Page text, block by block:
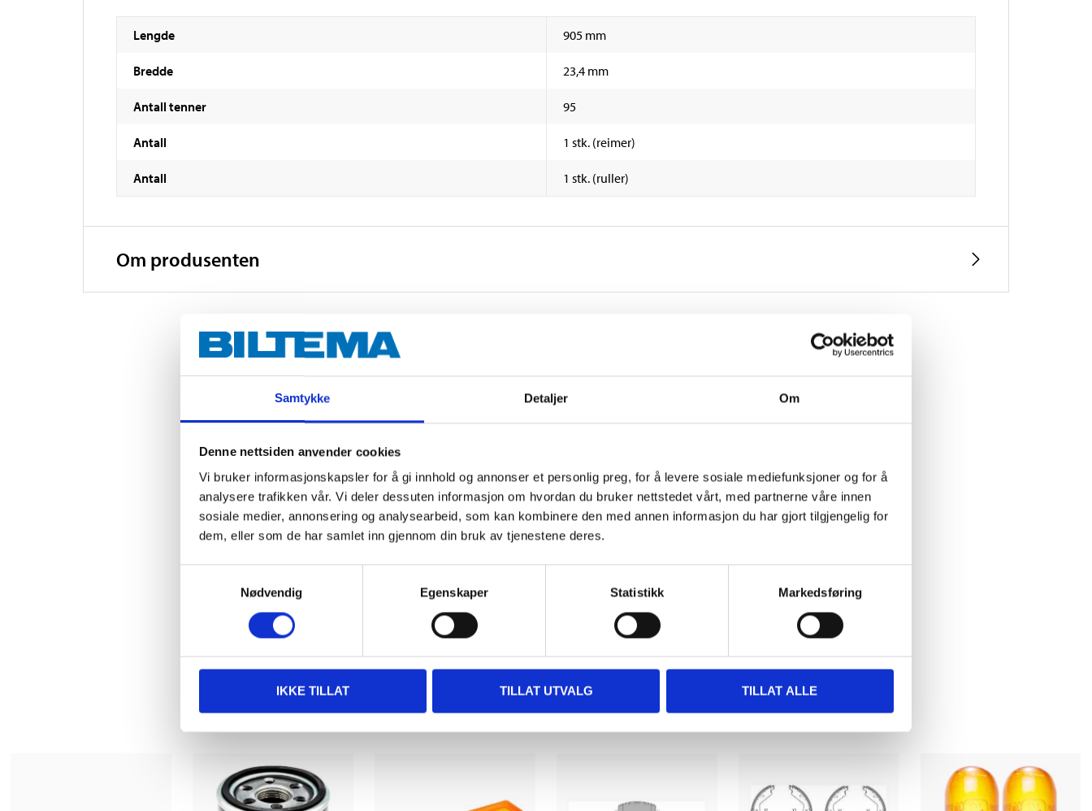
Samtykke Detaljer Om
Denne nettsiden anvender cookies
Vi bruker informasjonskapsler for å gi innhold og annonser et personlig preg, for å levere sosiale mediefunksjoner og for å
analysere trafikken vår. Vi deler dessuten informasjon om hvordan du bruker nettstedet vårt, med partnerne våre innen
sosiale medier, annonsering og analysearbeid, som kan kombinere den med annen informasjon du har gjort tilgjengelig for
dem, eller som de har samlet inn gjennom din bruk av tjenestene deres.
Nødvendig
Egenskaper Statistikk Markedsføring
IKKE TILLAT TILLAT UTVALG TILLAT ALLE
Lengde 905 mm
Bredde 23,4 mm
Antall tenner 95
Antall 1 stk. (reimer)
Antall 1 stk. (ruller)
Om produsenten
Biltemakortet
DEL OPP DIN BETALING
Andre kunder har også kjøpt